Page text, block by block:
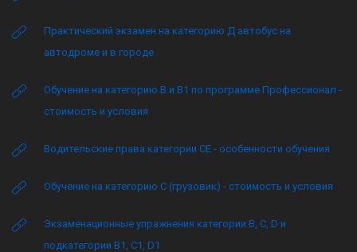
Практический экзамен на категорию Д автобус на
автодроме и в городе
Обучение на категорию B и B1 по программе Профессионал -
стоимость и условия
Водительские права категории CE - особенности обучения
Обучение на категорию C (грузовик) - стоимость и условия
Экзаменационные упражнения категории B, C, D и
подкатегории B1, C1, D1